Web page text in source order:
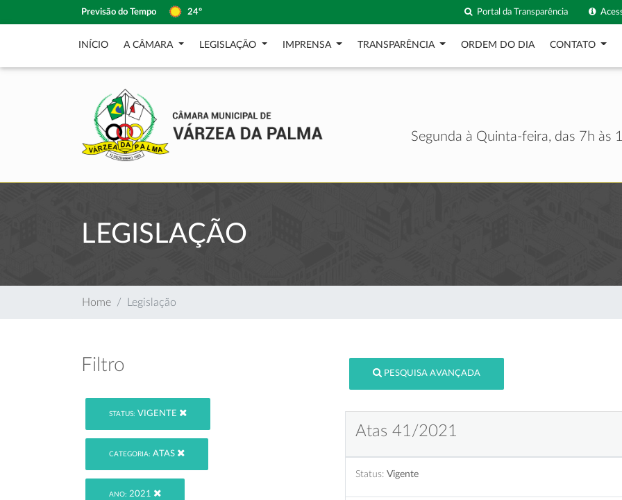
Previsão do Tempo 24º Portal da Transparência
INÍCIO A CÂMARA LEGISLAÇÃO IMPRENSA TRANSPARÊNCIA ORDEM DO DIA CONTATO
Segunda à Quinta-feira, das 7h às
LEGISLAÇÃO
Home Legislação
Filtro
STATUS: VIGENTE
CATEGORIA: ATAS
ANO: 2021
PESQUISA AVANÇADA
Atas 41/2021
Status: Vigente